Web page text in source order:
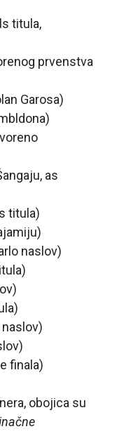
titula,
prvenstva
Garosa)
as
titula)
naslov)
finala)
obojica su